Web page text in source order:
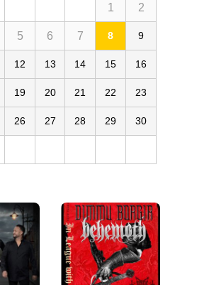
1 2
5 6 7 8 9
12 13 14 15 16
19 20 21 22 23
26 27 28 29 30